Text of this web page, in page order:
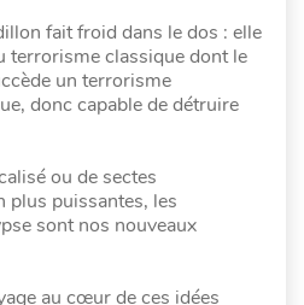
fait froid dans le dos : elle
terrorisme classique dont le
un terrorisme
donc capable de détruire
ou de sectes
plus puissantes, les
sont nos nouveaux
au cœur de ces idées